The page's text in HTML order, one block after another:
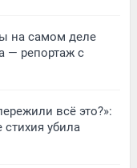
на самом деле
— репортаж с
всё это?»:
стихия убила